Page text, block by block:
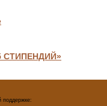
поддержке: